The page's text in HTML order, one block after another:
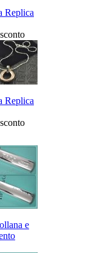
Replica
Replica
e